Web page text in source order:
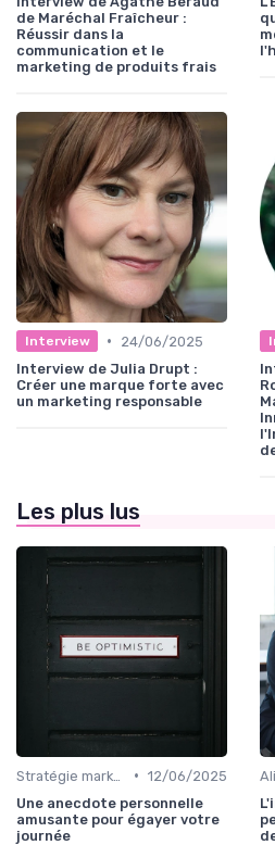
de Maréchal Fraîcheur :
Réussir dans la
communication et le
marketing de produits frais
Interview •
24/06/2025
Interview de Julia Drupt :
Créer une marque forte avec
un marketing responsable
Les plus lus
• 12/06/2025
Une anecdote personnelle
amusante pour égayer votre
journée